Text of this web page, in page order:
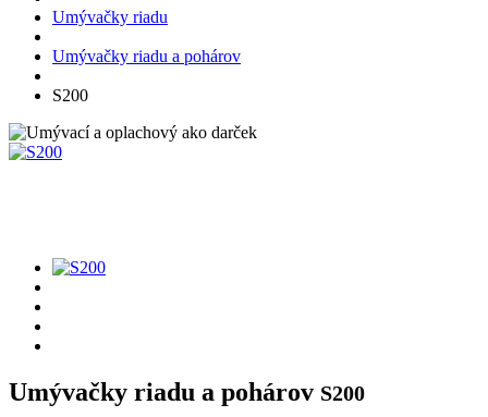
Umývačky riadu
Umývačky riadu a pohárov
S200
Umývačky riadu a pohárov S200